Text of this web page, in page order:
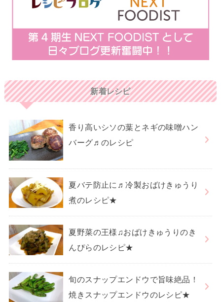
新着レシピ
香り高いシソの葉とネギの味噌ハン
バーグ♬のレシピ
夏バテ防止に♬冷製おばけきゅうり
煮のレシピ★
夏野菜の王様♫おばけきゅうりのき
んぴらのレシピ★
旬のスナップエンドウで旨味絶品！
焼きスナップエンドウのレシピ★